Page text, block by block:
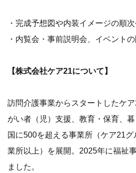
・完成予想図や内装イメージの順
・内覧会・事前説明会、イベント
【株式会社ケア21について】
訪問介護事業からスタートしたケ
がい者（児）支援、教育・保育、
国に500を超える事業所（ケア21
業所以上）を展開。2025年に福祉
ました。